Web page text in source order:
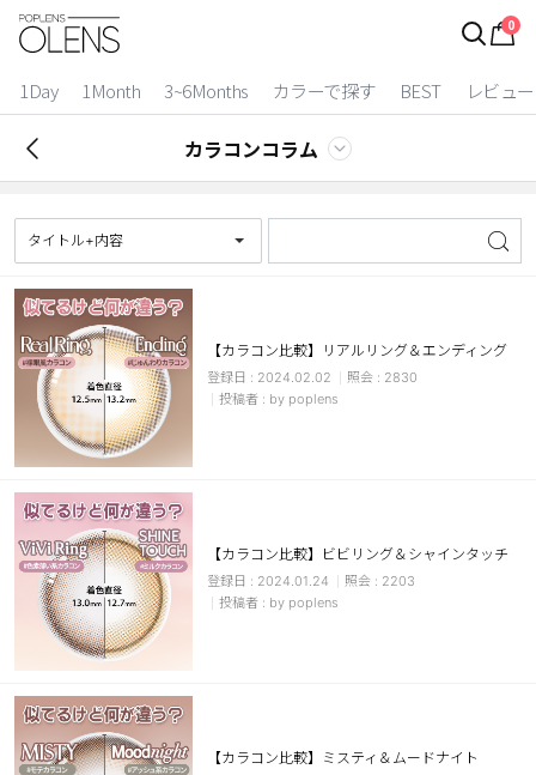
0
1Day 1Month 3~6Months カラーで探す BEST レビュー
ログイン
カラコン比較
今月限定特典
ベスト
カラコン
装着期間
1 Day
2 Weeks
1 Month
よりどりキット
カラー
ブラウン
チョコ
グレー
ブラック
ヘーゼル
ブルー
透明
乱視用
カラコンコラム
タイトル+内容
【カラコン比較】リアルリング＆エンディング
2024.02.02
2830
by poplens
【カラコン比較】ビビリング＆シャインタッチ
2024.01.24
2203
by poplens
【カラコン比較】ミスティ＆ムードナイト